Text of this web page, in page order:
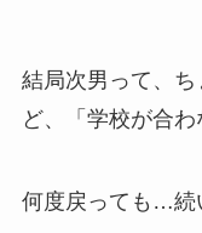
結局次男って、
ど、「学校が合わ
何度戻っても…続